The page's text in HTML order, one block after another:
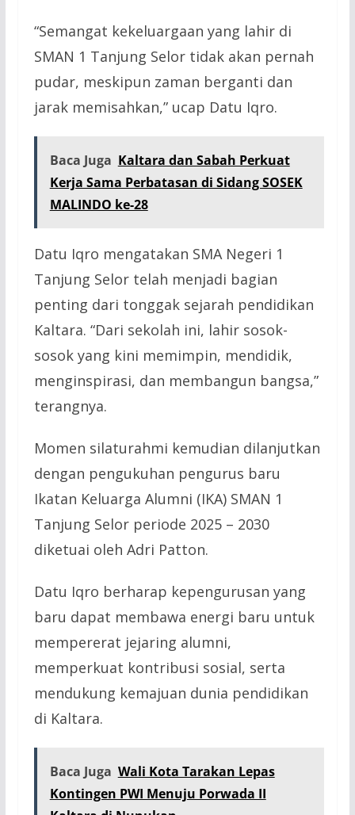
“Semangat kekeluargaan yang lahir di
SMAN 1 Tanjung Selor tidak akan pernah
pudar, meskipun zaman berganti dan
jarak memisahkan,” ucap Datu Iqro.
Baca Juga Kaltara dan Sabah Perkuat
Kerja Sama Perbatasan di Sidang SOSEK
MALINDO ke-28
Datu Iqro mengatakan SMA Negeri 1
Tanjung Selor telah menjadi bagian
penting dari tonggak sejarah pendidikan
Kaltara. “Dari sekolah ini, lahir sosok-
sosok yang kini memimpin, mendidik,
menginspirasi, dan membangun bangsa,”
terangnya.
Momen silaturahmi kemudian dilanjutkan
dengan pengukuhan pengurus baru
Ikatan Keluarga Alumni (IKA) SMAN 1
Tanjung Selor periode 2025 – 2030
diketuai oleh Adri Patton.
Datu Iqro berharap kepengurusan yang
baru dapat membawa energi baru untuk
mempererat jejaring alumni,
memperkuat kontribusi sosial, serta
mendukung kemajuan dunia pendidikan
di Kaltara.
Baca Juga Wali Kota Tarakan Lepas
Kontingen PWI Menuju Porwada II